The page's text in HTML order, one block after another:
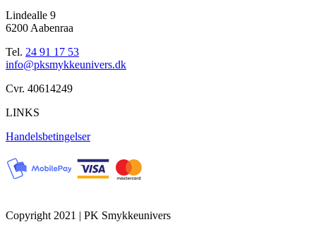
Lindealle 9
6200 Aabenraa
Tel. 24 91 17 53
info@pksmykkeunivers.dk
Cvr. 40614249
LINKS
Handelsbetingelser
Copyright 2021 | PK Smykkeunivers